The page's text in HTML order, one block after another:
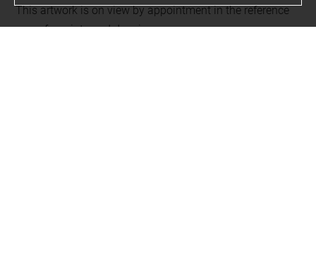
This artwork is on view by appointment in the reference
room for prints and drawings